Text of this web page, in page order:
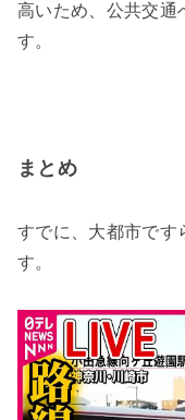
高いため、公共交通
す。
まとめ
すでに、大都市です
す。